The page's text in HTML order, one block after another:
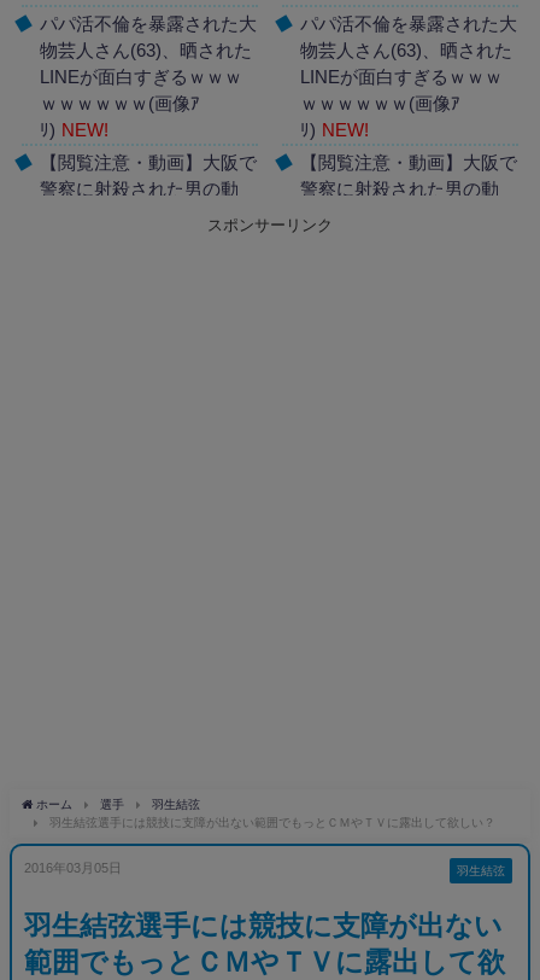
パパ活不倫を暴露された大
物芸人さん(63)、晒された
LINEが面白すぎるｗｗｗ
ｗｗｗｗｗｗ(画像ｱ
ﾘ) NEW!
【閲覧注意・動画】大阪で
警察に射殺された男の動
画、エグい 撃たれてから
パパ活不倫を暴露された大
物芸人さん(63)、晒された
LINEが面白すぎるｗｗｗ
ｗｗｗｗｗｗ(画像ｱ
ﾘ) NEW!
【閲覧注意・動画】大阪で
警察に射殺された男の動
画、エグい 撃たれてから
スポンサーリンク
ホーム 選手
羽生結弦
羽生結弦選手には競技に支障が出ない範囲でもっとＣＭやＴＶに露出して欲しい？
2016年03月05日 羽生結弦
羽生結弦選手には競技に支障が出ない
範囲でもっとＣＭやＴＶに露出して欲